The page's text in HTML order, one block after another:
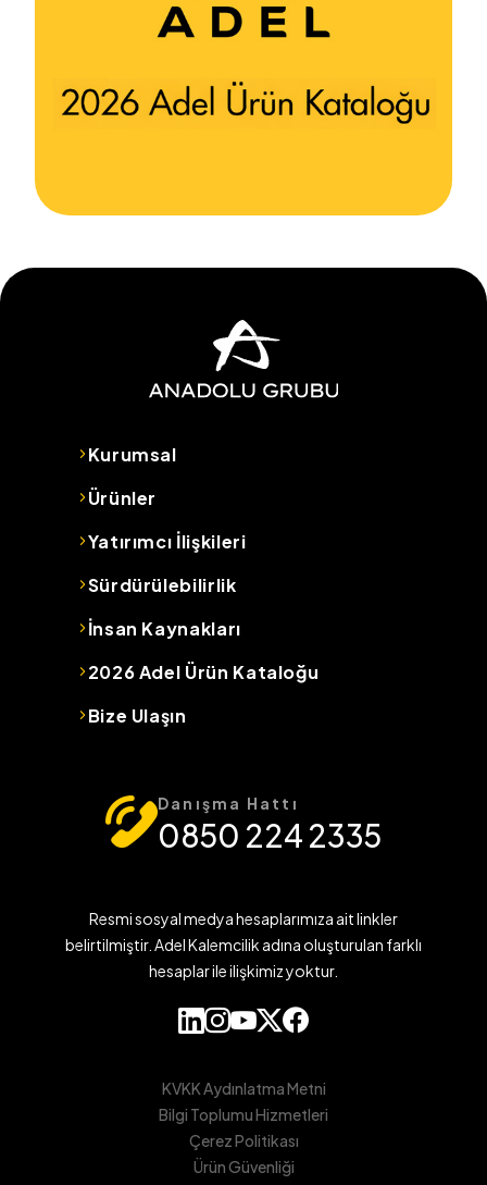
Kurumsal
Ürünler
Yatırımcı İlişkileri
Sürdürülebilirlik
İnsan Kaynakları
2026 Adel Ürün Kataloğu
Bize Ulaşın
Danışma Hattı
0850 224 2335
Resmi sosyal medya hesaplarımıza ait linkler
belirtilmiştir. Adel Kalemcilik adına oluşturulan farklı
hesaplar ile ilişkimiz yoktur.
KVKK Aydınlatma Metni
Bilgi Toplumu Hizmetleri
Çerez Politikası
Ürün Güvenliği